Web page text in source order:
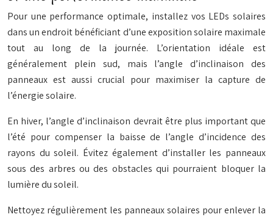
Pour une performance optimale, installez vos LEDs solaires
dans un endroit bénéficiant d’une exposition solaire maximale
tout au long de la journée. L’orientation idéale est
généralement plein sud, mais l’angle d’inclinaison des
panneaux est aussi crucial pour maximiser la capture de
l’énergie solaire.
En hiver, l’angle d’inclinaison devrait être plus important que
l’été pour compenser la baisse de l’angle d’incidence des
rayons du soleil. Évitez également d’installer les panneaux
sous des arbres ou des obstacles qui pourraient bloquer la
lumière du soleil.
Nettoyez régulièrement les panneaux solaires pour enlever la